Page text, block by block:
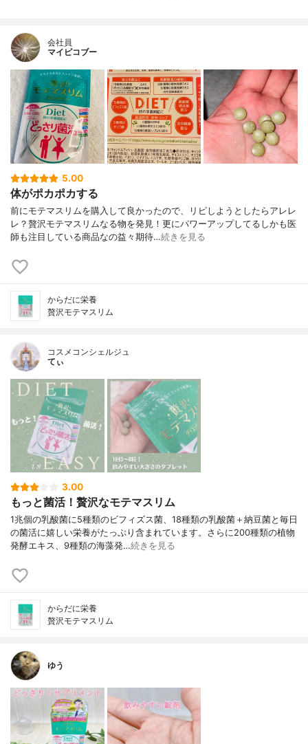
会社員
マイピコブー
5.00
体がポカポカする
前にモテマスリムを購入して良かったので、リピしようとしたらアレレ
レ？贅沢モテマスリムなる物を発見！更にパワーアップしてるしかも医
師も注目している商品なの益々期待…続きを見る
からだに栄養
贅沢モテマスリム
コスメコンシェルジュ
てぃ
3.00
もっと菌活！贅沢なモテマスリム
1兆個の乳酸菌に5種類のビフィズス菌、18種類の乳酸菌＋納豆菌と毎日
の菌活に嬉しい栄養がたっぷり含まれています。さらに200種類の植物
発酵エキス、9種類の海藻発…続きを見る
からだに栄養
贅沢モテマスリム
ゆう